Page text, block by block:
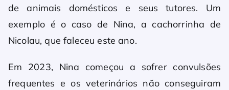
de animais domésticos e seus tutores. Um
exemplo é o caso de Nina, a cachorrinha de
Nicolau, que faleceu este ano.
Em 2023, Nina começou a sofrer convulsões
frequentes e os veterinários não conseguiram